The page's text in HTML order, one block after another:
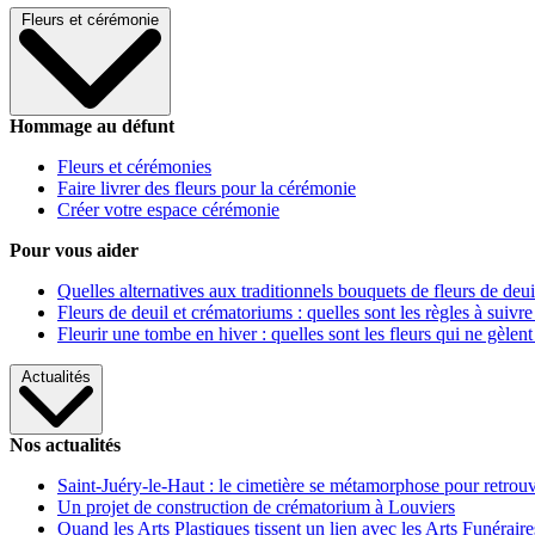
Fleurs et cérémonie
Hommage au défunt
Fleurs et cérémonies
Faire livrer des fleurs pour la cérémonie
Créer votre espace cérémonie
Pour vous aider
Quelles alternatives aux traditionnels bouquets de fleurs de
Fleurs de deuil et crématoriums : quelles sont les règles à
Fleurir une tombe en hiver : quelles sont les fleurs qui ne gèlent
Actualités
Nos actualités
Saint-Juéry-le-Haut : le cimetière se métamorphose pour
Un projet de construction de crématorium à Louviers
Quand les Arts Plastiques tissent un lien avec les Arts